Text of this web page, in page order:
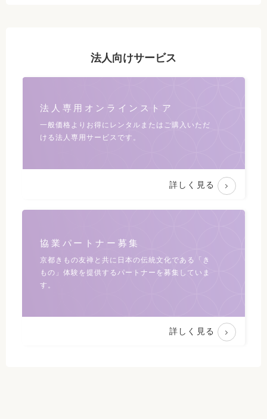
法人向けサービス
法人専用オンラインストア
一般価格よりお得にレンタルまたは ご購入いただ
ける法人専用サービスです。
詳しく見る
協業パートナー募集
京都きもの友禅と共に日本の伝統文化である
「き
もの」体験を提供するパートナーを募集していま
す。
詳しく見る